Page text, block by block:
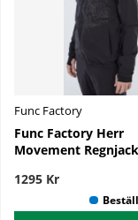
Func Factory
Func Factory Herr
Movement
1295 Kr